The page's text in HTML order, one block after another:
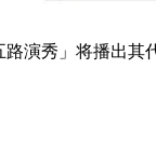
演秀」将播出